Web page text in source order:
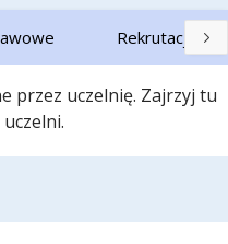
Rekrutacja
przez uczelnię. Zajrzyj tu